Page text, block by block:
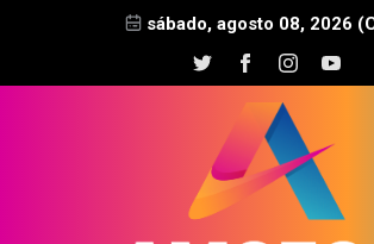
sábado, agosto 08, 2026